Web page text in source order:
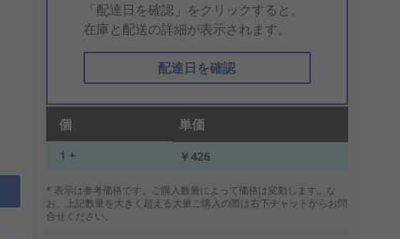
「配達日を確認」をクリックすると、
在庫と配送の詳細が表示されます。
配達日を確認
個 単価
1 + ￥426
* 表示は参考価格です。ご購入数量によって価格は変動します。な
お、上記数量を大きく超える大量ご購入の際は右下チャットからお問
合せください。